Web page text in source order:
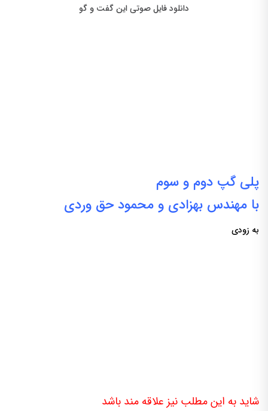
دانلود فایل صوتی این گفت و گو
پلی گپ دوم و سوم
با مهندس بهزادی و محمود حق وردی
به زودی
شاید به این مطلب نیز علاقه مند باشد